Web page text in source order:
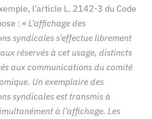
l’article L. 2142-3 du Code
: « L’affichage des
syndicales s’effectue librement
réservés à cet usage, distincts
aux communications du comité
Un exemplaire des
syndicales est transmis à
à l’affichage. Les